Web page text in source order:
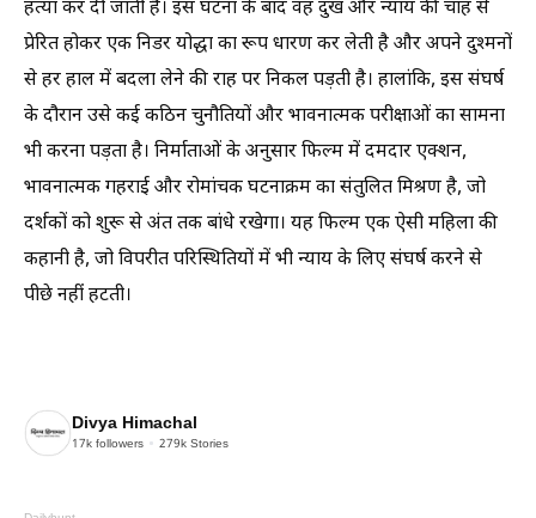
हत्या कर दी जाती है। इस घटना के बाद वह दुख और न्याय की चाह से
प्रेरित होकर एक निडर योद्धा का रूप धारण कर लेती है और अपने दुश्मनों
से हर हाल में बदला लेने की राह पर निकल पड़ती है। हालांकि, इस संघर्ष
के दौरान उसे कई कठिन चुनौतियों और भावनात्मक परीक्षाओं का सामना
भी करना पड़ता है। निर्माताओं के अनुसार फिल्म में दमदार एक्शन,
भावनात्मक गहराई और रोमांचक घटनाक्रम का संतुलित मिश्रण है, जो
दर्शकों को शुरू से अंत तक बांधे रखेगा। यह फिल्म एक ऐसी महिला की
कहानी है, जो विपरीत परिस्थितियों में भी न्याय के लिए संघर्ष करने से
पीछे नहीं हटती।
Divya Himachal
17k followers 279k Stories